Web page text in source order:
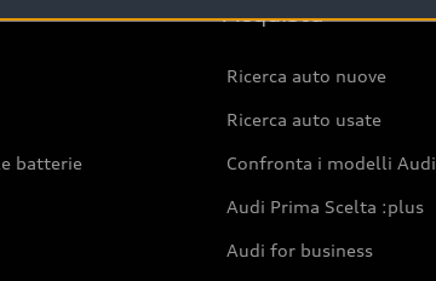
batterie
Acquista
Ricerca auto nuove
Ricerca auto usate
Confronta i modelli Audi
Audi Prima Scelta :plus
Audi for business